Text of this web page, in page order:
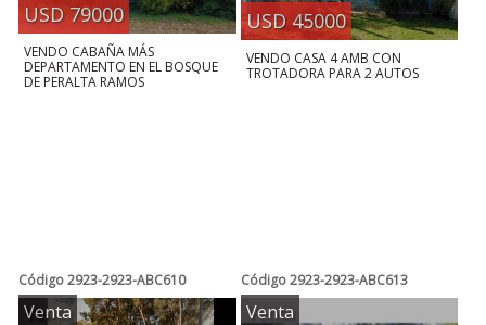
USD 79000
VENDO CABAÑA MÁS
DEPARTAMENTO EN EL BOSQUE
DE PERALTA RAMOS
USD 45000
VENDO CASA 4 AMB CON
TROTADORA PARA 2 AUTOS
Código2923-2923-ABC610
Venta
Código2923-2923-ABC613
Venta